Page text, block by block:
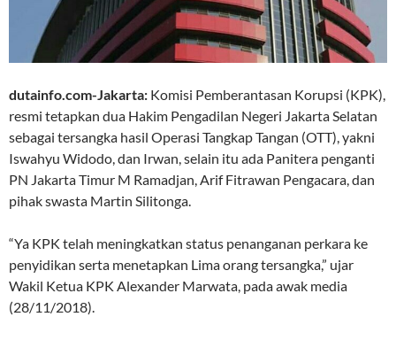
dutainfo.com-Jakarta: Komisi Pemberantasan Korupsi (KPK),
resmi tetapkan dua Hakim Pengadilan Negeri Jakarta Selatan
sebagai tersangka hasil Operasi Tangkap Tangan (OTT), yakni
Iswahyu Widodo, dan Irwan, selain itu ada Panitera penganti
PN Jakarta Timur M Ramadjan, Arif Fitrawan Pengacara, dan
pihak swasta Martin Silitonga.
“Ya KPK telah meningkatkan status penanganan perkara ke
penyidikan serta menetapkan Lima orang tersangka,” ujar
Wakil Ketua KPK Alexander Marwata, pada awak media
(28/11/2018).